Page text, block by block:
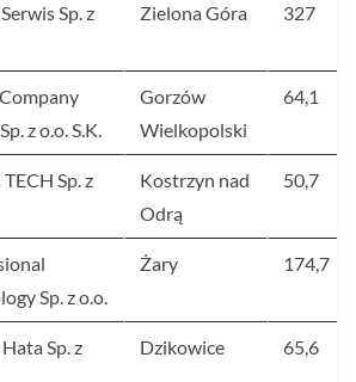
Sp. z
Zielona Góra 327
z o.o. S.K.
Gorzów
Wielkopolski
64,1
Sp. z
Kostrzyn nad
Odrą
50,7
Sp. z o.o.
Żary 174,7
Sp. z
Dzikowice 65,6